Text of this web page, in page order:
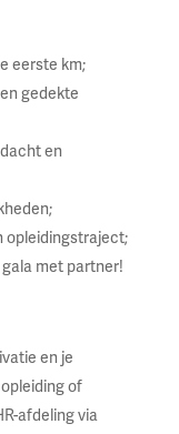
eerste km;
gedekte
en
opleidingstraject;
gala met partner!
en je
of
afdeling via